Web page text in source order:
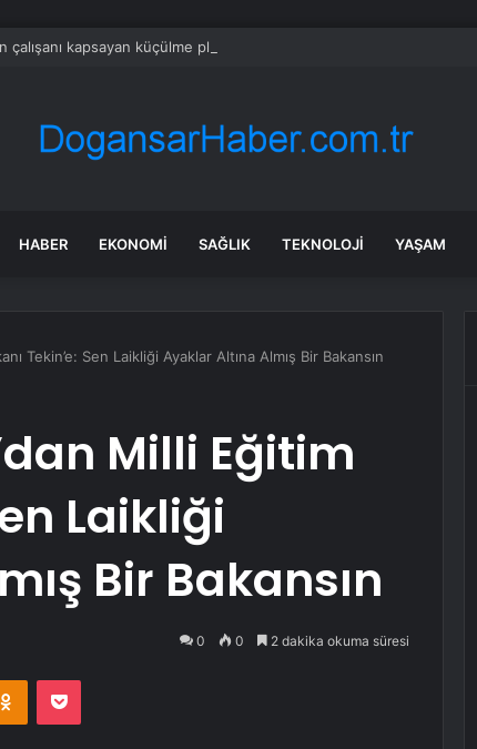
kapsayan küçülme planını onayladı
HABER EKONOMI SAĞLIK TEKNOLOJI YAŞAM
Tekin’e: Sen Laikliği Ayaklar Altına Almış Bir Bakansın
Milli Eğitim
Laikliği
Bir Bakansın
0 0 2 dakika okuma süresi
Odnoklassniki
Pocket